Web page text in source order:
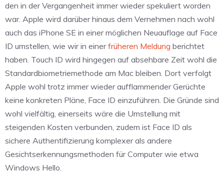
den in der Vergangenheit immer wieder spekuliert worden
war. Apple wird darüber hinaus dem Vernehmen nach wohl
auch das iPhone SE in einer möglichen Neuauflage auf Face
ID umstellen, wie wir in einerfrüheren Meldung berichtet
haben. Touch ID wird hingegen auf absehbare Zeit wohl die
Standardbiometriemethode am Mac bleiben. Dort verfolgt
Apple wohl trotz immer wieder aufflammender Gerüchte
keine konkreten Pläne, Face ID einzuführen. Die Gründe sind
wohl vielfältig, einerseits wäre die Umstellung mit
steigenden Kosten verbunden, zudem ist Face ID als
sichere Authentifizierung komplexer als andere
Gesichtserkennungsmethoden für Computer wie etwa
Windows Hello.